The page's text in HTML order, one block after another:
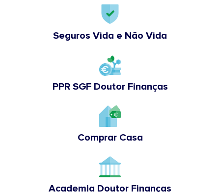
Seguros Vida e Não Vida
PPR SGF Doutor Finanças
Comprar Casa
Academia Doutor Finanças